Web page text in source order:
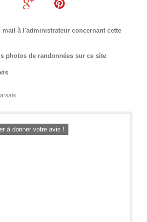
mail à l'administrateur concernant cette
photos de randonnées sur ce site
à donner votre avis !